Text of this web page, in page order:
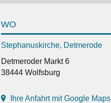
WO
Stephanuskirche, Detmerode
Detmeroder Markt 6
38444 Wolfsburg
Ihre Anfahrt mit Google Maps